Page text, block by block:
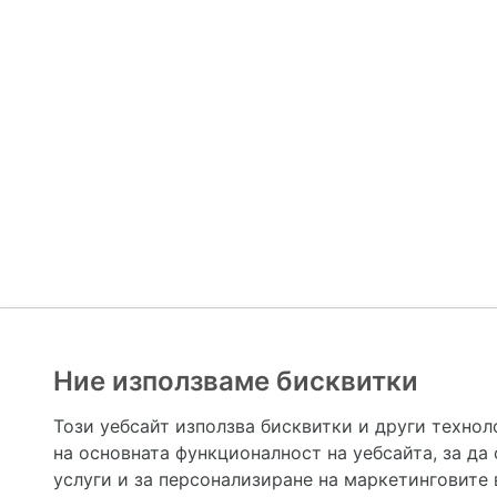
предназначена да служи само и единствено за
допълване на данните и за коригиране на
Ние използваме бисквитки
Този уебсайт използва бисквитки и други
на основната функционалност на уебсайта, за да
услуги и за персонализиране на